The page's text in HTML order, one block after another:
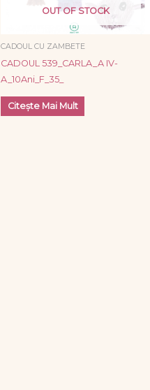
OUT OF STOCK
CADOUL CU ZAMBETE
CADOUL 539_CARLA_A IV-
A_10Ani_F_35_
Citește Mai Mult